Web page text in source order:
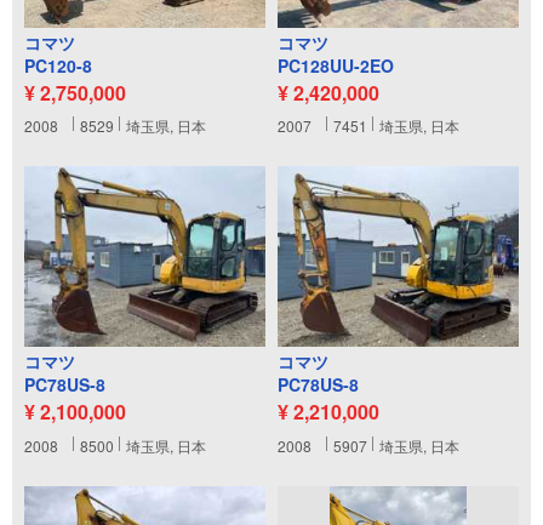
コマツ
PC120-8
¥ 2,750,000
2008 8529 埼玉県, 日本
コマツ
PC128UU-2EO
¥ 2,420,000
2007 7451 埼玉県, 日本
コマツ
PC78US-8
¥ 2,100,000
2008 8500 埼玉県, 日本
コマツ
PC78US-8
¥ 2,210,000
2008 5907 埼玉県, 日本